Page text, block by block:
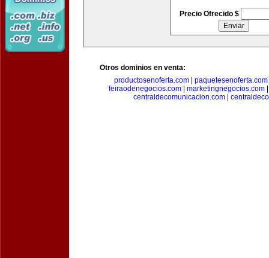
Precio Ofrecido $
Otros dominios en venta:
productosenoferta.com| paquetesenoferta.com
feiraodenegocios.com
marketingnegocios.com
centraldecomunicacion.com